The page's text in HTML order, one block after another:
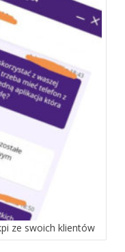
ze swoich klientów